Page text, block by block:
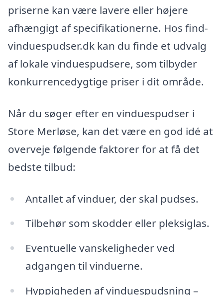
priserne kan være lavere eller højere
afhængigt af specifikationerne. Hos find-
vinduespudser.dk kan du finde et udvalg
af lokale vinduespudsere, som tilbyder
konkurrencedygtige priser i dit område.
Når du søger efter en vinduespudser i
Store Merløse, kan det være en god idé at
overveje følgende faktorer for at få det
bedste tilbud:
Antallet af vinduer, der skal pudses.
Tilbehør som skodder eller pleksiglas.
Eventuelle vanskeligheder ved
adgangen til vinduerne.
Hyppigheden af vinduespudsning –